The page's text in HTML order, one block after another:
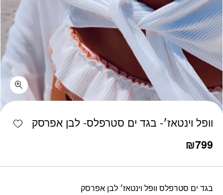
וופל וינטאז׳- בגד ים סטרפלס- לבן אפרסק
₪799
בגד ים סטרפלס וופל וינטאז׳ לבן אפרסק
כמות וופל וינטאז׳- בגד ים סטרפלס- לבן אפרסק